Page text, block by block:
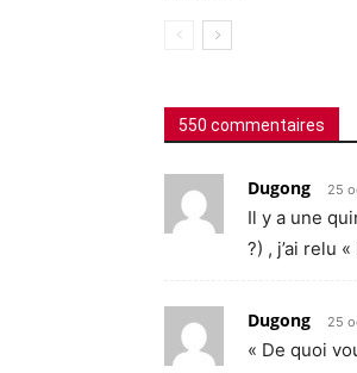
550 commentaires
Dugong 25
Il y a une
?) , j’ai relu
Dugong 25
« De quoi